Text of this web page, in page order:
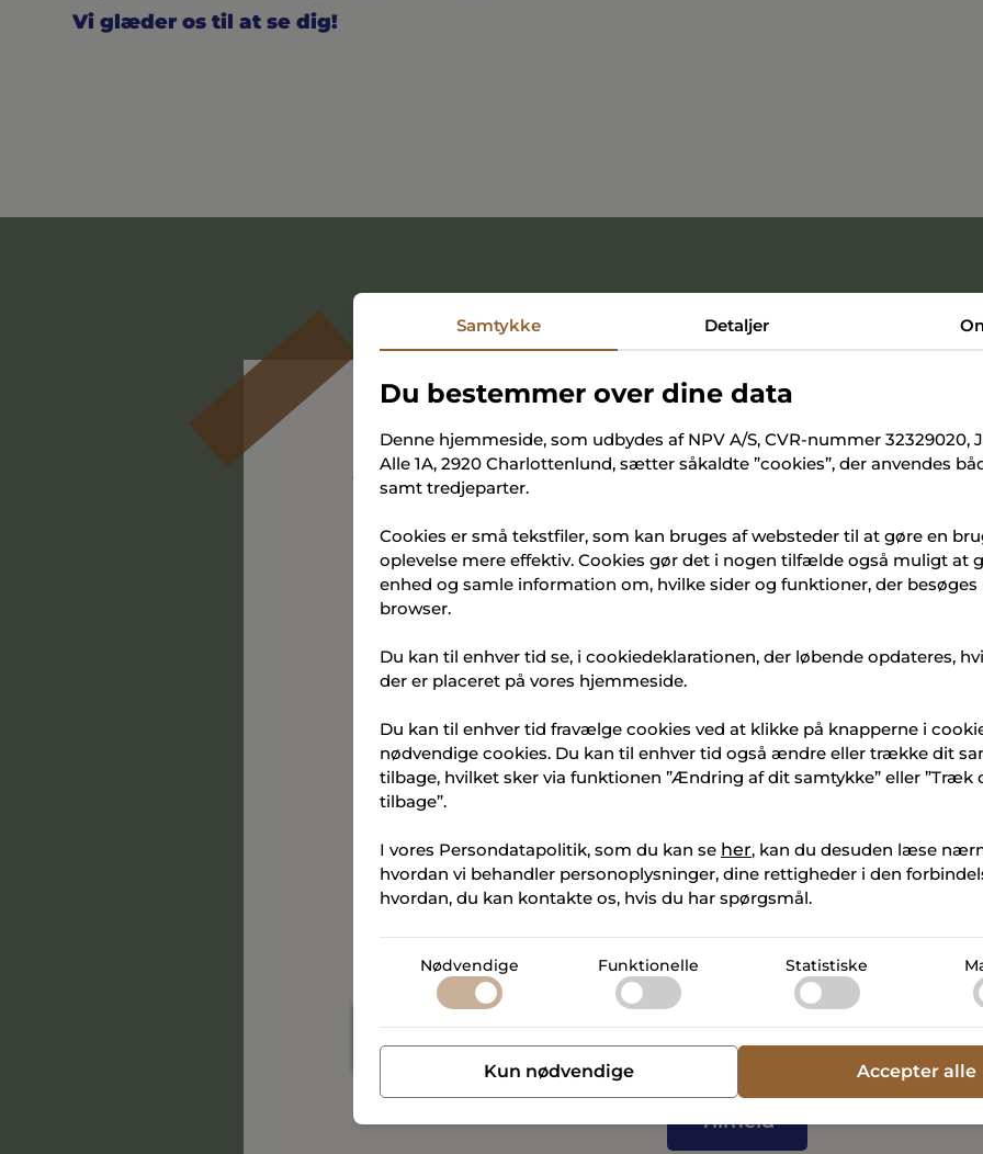
Vi glæder os til at se dig!
Tilmelding
Få en god start på dagen – tilmeld dig Morgenmad og Åbent Hus i
mandag d. 23. juli kl. 08.00 her.
Vi glæder os til at se dig.
Ja tak, jeg giver samtykke til, at NPV A/S, Gammelhavn Vejle Micro Living
Lynggaard & Sandra Nielsen P/S (home Vejle) og Square Meter ApS må
og e-mail med markedsføring, herunder nyheder og events om TERMINALEN.
pixels til at registrere åbning, klik, enhed og IP-adresse. Samtykket er frivilligt
tid trækkes tilbage via link i e-mails eller ved at kontakte os.
Vi beskytter dine personoplysninger, som vi modtager, når du tilmelder dig
Persondatapolitik og i Square Meter ApS’ Persondatapolitik
Tilmeld
Samtykke Detaljer
Du bestemmer over dine data
Denne hjemmeside, som udbydes af NPV A/S, CVR-nummer 32329020,
Alle 1A, 2920 Charlottenlund, sætter såkaldte ”cookies”, der anvendes
samt tredjeparter.
Cookies er små tekstfiler, som kan bruges af websteder til at gøre en
oplevelse mere effektiv. Cookies gør det i nogen tilfælde også muligt at
enhed og samle information om, hvilke sider og funktioner, der besøges
browser.
Du kan til enhver tid se, i cookiedeklarationen, der løbende opdateres,
der er placeret på vores hjemmeside.
Du kan til enhver tid fravælge cookies ved at klikke på knapperne i
nødvendige cookies. Du kan til enhver tid også ændre eller trække dit
tilbage, hvilket sker via funktionen ”Ændring af dit samtykke” eller ”Træk
tilbage”.
I vores Persondatapolitik, som du kan se her, kan du desuden læse
hvordan vi behandler personoplysninger, dine rettigheder i den
hvordan, du kan kontakte os, hvis du har spørgsmål.
Nødvendige Funktionelle Statistiske
Kun nødvendige Accepter alle